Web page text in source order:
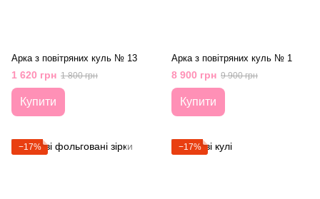
Арка з повітряних куль № 13
1 620 грн 1 800 грн
Купити
Арка з повітряних куль № 1
8 900 грн 9 900 грн
Купити
−17% −17%